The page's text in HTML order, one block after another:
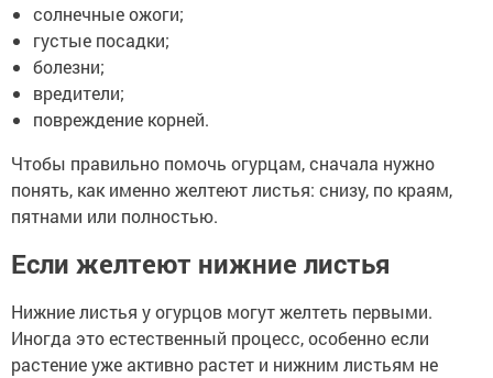
солнечные ожоги;
густые посадки;
болезни;
вредители;
повреждение корней.
Чтобы правильно помочь огурцам, сначала нужно
понять, как именно желтеют листья: снизу, по краям,
пятнами или полностью.
Если желтеют нижние листья
Нижние листья у огурцов могут желтеть первыми.
Иногда это естественный процесс, особенно если
растение уже активно растет и нижним листьям не